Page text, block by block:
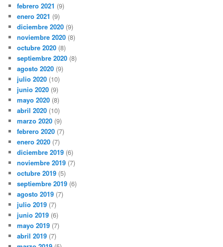
febrero 2021 (9)
enero 2021 (9)
diciembre 2020 (9)
noviembre 2020 (8)
octubre 2020 (8)
septiembre 2020 (8)
agosto 2020 (9)
julio 2020 (10)
junio 2020 (9)
mayo 2020 (8)
abril 2020 (10)
marzo 2020 (9)
febrero 2020 (7)
enero 2020 (7)
diciembre 2019 (6)
noviembre 2019 (7)
octubre 2019 (5)
septiembre 2019 (6)
agosto 2019 (7)
julio 2019 (7)
junio 2019 (6)
mayo 2019 (7)
abril 2019 (7)